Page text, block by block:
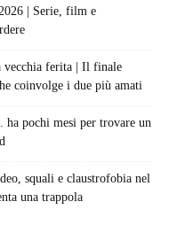
| Serie, film e
vecchia ferita | Il finale
coinvolge i due più amati
ha pochi mesi per trovare un
squali e claustrofobia nel
una trappola